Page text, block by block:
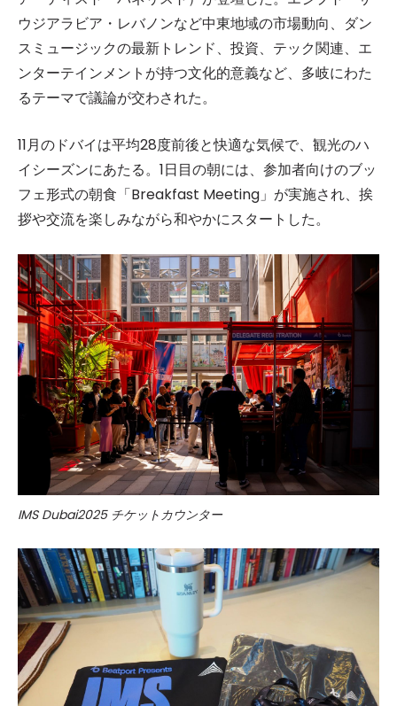
ウジアラビア・レバノンなど中東地域の市場動向、ダン
スミュージックの最新トレンド、投資、テック関連、エ
ンターテインメントが持つ文化的意義など、多岐にわた
るテーマで議論が交わされた。
11月のドバイは平均28度前後と快適な気候で、観光のハ
イシーズンにあたる。1日目の朝には、参加者向けのブッ
フェ形式の朝食「Breakfast Meeting」が実施され、挨
拶や交流を楽しみながら和やかにスタートした。
IMS Dubai2025 チケットカウンター